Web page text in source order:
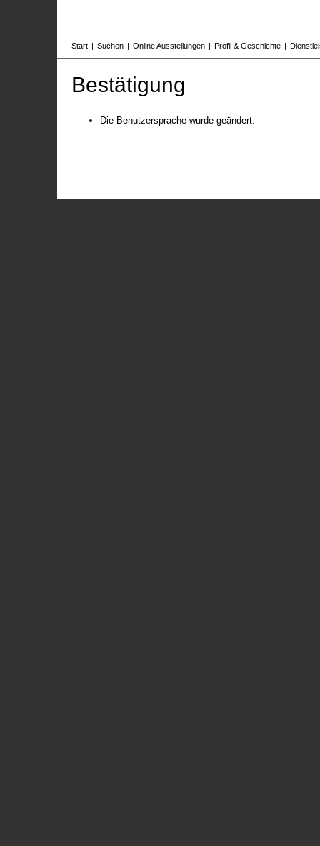
Start | Suchen | Online Ausstellungen | Profil & Geschichte |
Bestätigung
Die Benutzersprache wurde geändert.